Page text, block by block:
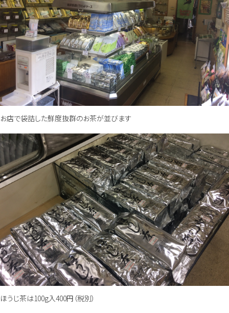
お店で袋詰した鮮度抜群のお茶が並びます
ほうじ茶は100g入400円（税別）